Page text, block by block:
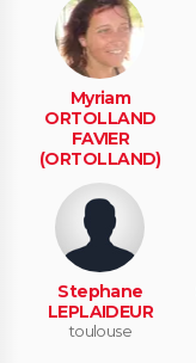
Myriam
ORTOLLAND
FAVIER
(ORTOLLAND)
Stephane
LEPLAIDEUR
toulouse